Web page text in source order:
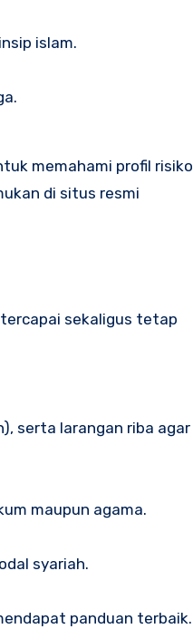
islam.
memahami profil risiko
di situs resmi
sekaligus tetap
serta larangan riba agar
maupun agama.
syariah.
panduan terbaik.